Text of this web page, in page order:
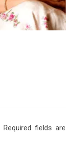
Required fields are